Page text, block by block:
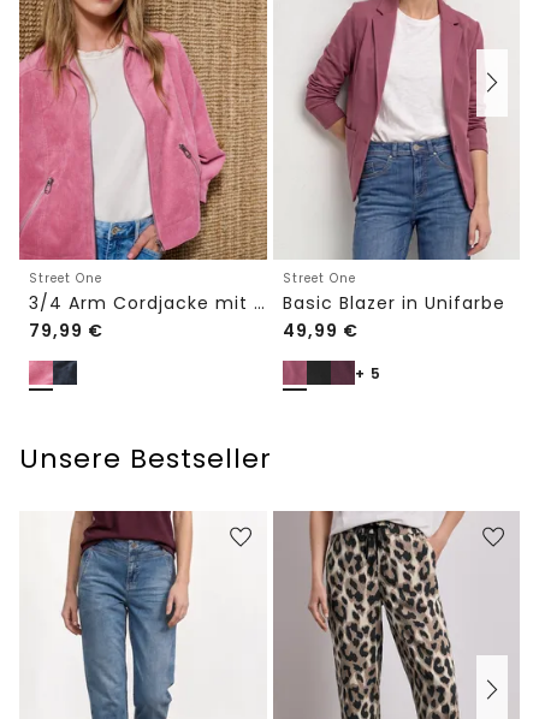
Street One
3/4 Arm Cordjacke mit Hemdkragen
79,99 €
Street One
Basic Blazer in Unifarbe
49,99 €
+ 5
Unsere Bestseller